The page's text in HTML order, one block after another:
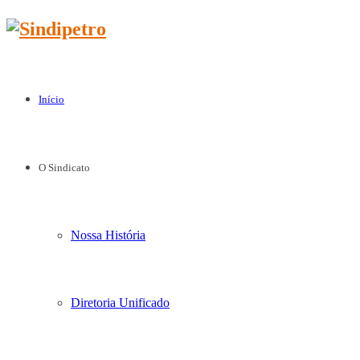
Início
O Sindicato
Nossa História
Diretoria Unificado